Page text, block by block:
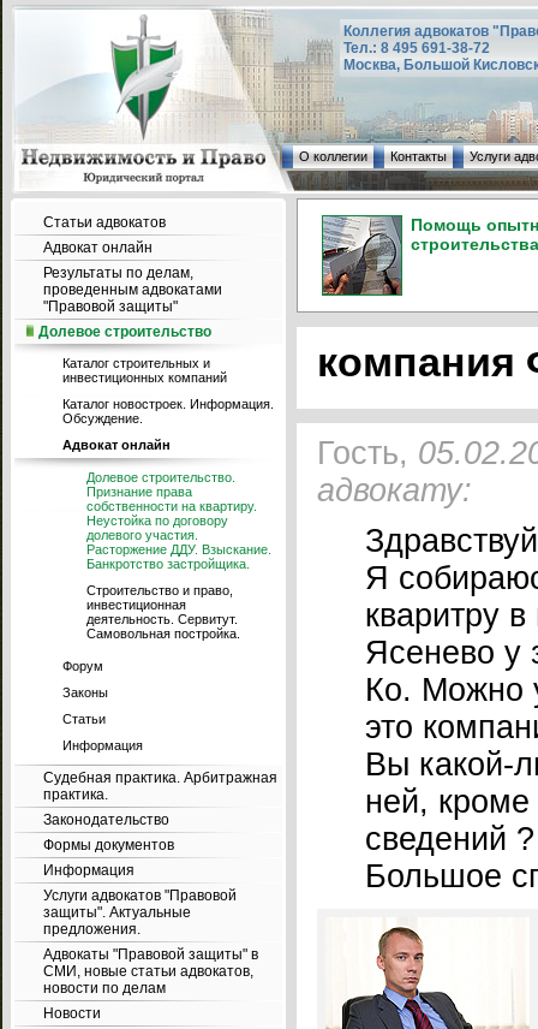
Коллегия адвокатов
Тел.: 8 495 691-38-72
Москва, Большой
О коллегии Контакты Услуги
Статьи адвокатов
Адвокат онлайн
Результаты по делам,
проведенным адвокатами
"Правовой защиты"
Долевое строительство
Каталог строительных и
инвестиционных компаний
Каталог новостроек. Информация.
Обсуждение.
Адвокат онлайн
Долевое строительство.
Признание права
собственности на квартиру.
Неустойка по договору
долевого участия.
Расторжение ДДУ. Взыскание.
Банкротство застройщика.
Строительство и право,
инвестиционная
деятельность. Сервитут.
Самовольная постройка.
Форум
Законы
Статьи
Информация
Судебная практика. Арбитражная
практика.
Законодательство
Формы документов
Информация
Услуги адвокатов "Правовой
защиты". Актуальные
предложения.
Адвокаты "Правовой защиты" в
СМИ, новые статьи адвокатов,
новости по делам
Новости
Помощь
компания
Гость,
адвокату:
Я
кваритру
Ясенево у
Ко. Можно
это
Вы какой-
ней,
сведений ?
Большое